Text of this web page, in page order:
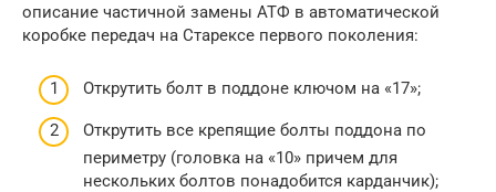
описание частичной замены АТФ в автоматической
коробке передач на Старексе первого поколения:
Открутить болт в поддоне ключом на «17»;
Открутить все крепящие болты поддона по
периметру (головка на «10» причем для
нескольких болтов понадобится карданчик);